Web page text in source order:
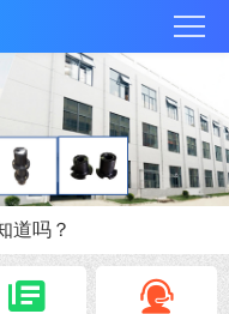
膜片联轴器膜片的补偿原理，你知道吗？
道吗？
况系数